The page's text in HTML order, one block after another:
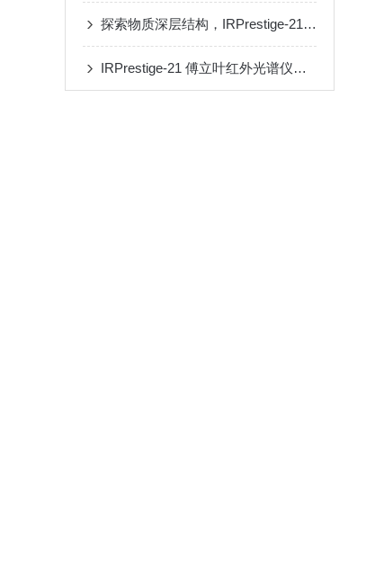
探索物质深层结构，IRPrestige-21傅立叶红外光谱仪带领新时代
IRPrestige-21 傅立叶红外光谱仪在使用中要多加保养